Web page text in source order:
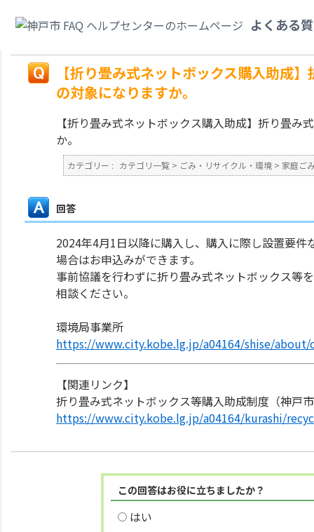
よくある
のでも助成の対象になりますか。
【折り畳み式ネットボックス購入助成
の対象になりますか。
【折り畳み式ネットボックス購入助成】折り畳
か。
カテゴリー : カテゴリ一覧 > ごみ・リサイクル・環境 > 家庭ご
回答
2024年4月1日以降に購入し、購入に際し設置要
場合はお申込みができます。
事前協議を行わずに折り畳み式ネットボックス等
相談ください。
環境局事業所
https://www.city.kobe.lg.jp/a04164/shise/
【関連リンク】
折り畳み式ネットボックス等購入助成制度（神戸
https://www.city.kobe.lg.jp/a04164/kurashi/
この回答はお役に立ちましたか？
はい